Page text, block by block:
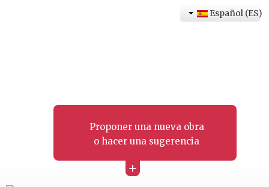
Proponer una nueva obra
o hacer una sugerencia
+
Español (ES)